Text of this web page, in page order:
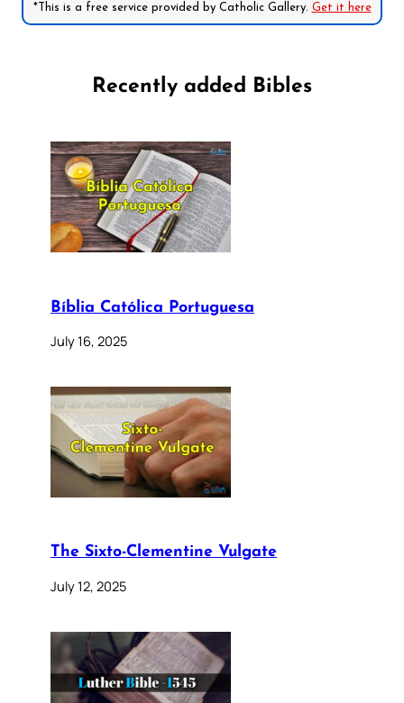
*This is a free service provided by Catholic Gallery. Get it here
Recently added Bibles
Bíblia Católica Portuguesa
July 16, 2025
The Sixto-Clementine Vulgate
July 12, 2025